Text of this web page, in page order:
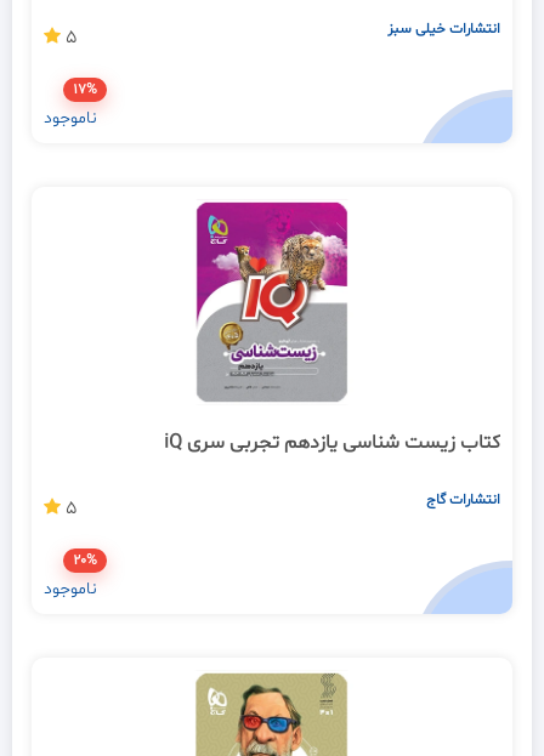
انتشارات خیلی سبز 5
17%
ناموجود
کتاب زیست شناسی یازدهم تجربی سری iQ
انتشارات گاج 5
20%
ناموجود